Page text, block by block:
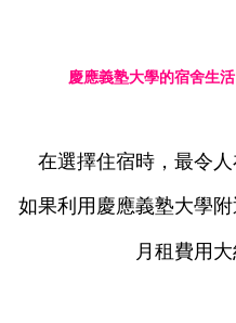
慶應義塾大學的宿舍生
在選擇住宿時，最令人
如果利用慶應義塾大學
月租費用